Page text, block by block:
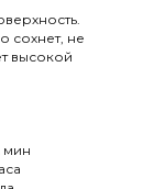
сохнет, не
высокой
мин